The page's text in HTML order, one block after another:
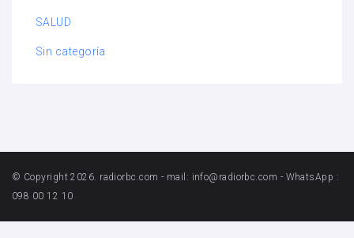
SALUD
Sin categoría
© Copyright 2026. radiorbc.com - mail: info@radiorbc.com - WhatsApp :
098 00 12 10